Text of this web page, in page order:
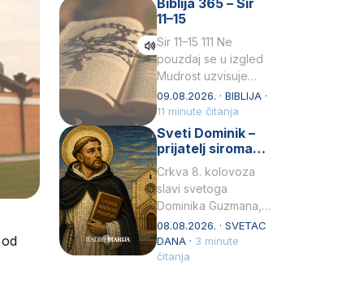
židovske obitelji, 12.
listopada 1891, u
Wrocławu…
Biblija 365 – Sir
11–15
Sir 11–15 111 Ne
pouzdaj se u izgled
Mudrost uzvisuje
glavu siromahui
posađuje ga među
knezove.2 Ne hvali
čovjeka po obličju
09.08.2026. · BIBLIJA ·
11 minute čitanja
Sveti Dominik –
prijatelj siromaha
i širitelj krunice
Crkva 8. kolovoza
slavi svetoga
Dominika Guzmana,
svećenika i
utemeljitelja Reda
propovjednika (Ordo
08.08.2026. · SVETAC
DANA · 3 minute
čitanja